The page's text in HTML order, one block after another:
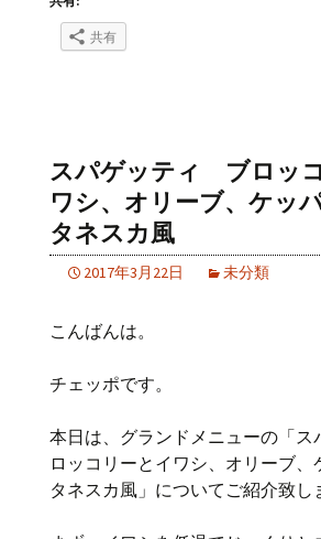
共有
スパゲッティ ブロッ
ワシ、オリーブ、ケッ
タネスカ風
2017年3月22日 未分類
こんばんは。
チェッポです。
本日は、グランドメニューの「
ロッコリーとイワシ、オリーブ、
タネスカ風」についてご紹介致し